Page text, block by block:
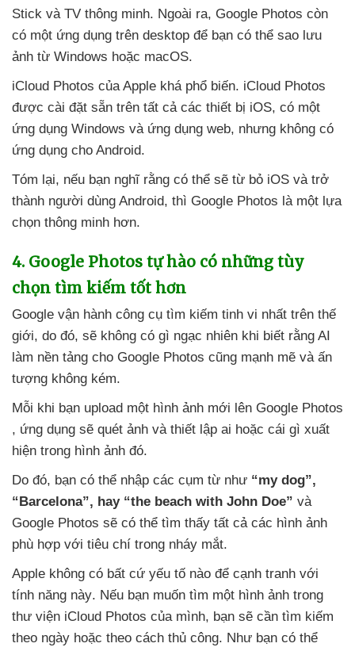
Stick và TV thông minh. Ngoài ra, Google Photos còn
có một ứng dụng trên desktop để bạn có thể sao lưu
ảnh từ Windows hoặc macOS.
iCloud Photos của Apple khá phổ biến. iCloud Photos
được cài đặt sẵn trên tất cả các thiết bị iOS, có một
ứng dụng Windows và ứng dụng web, nhưng không có
ứng dụng cho Android.
Tóm lại, nếu bạn nghĩ rằng có thể sẽ từ bỏ iOS và trở
thành người dùng Android, thì Google Photos là một lựa
chọn thông minh hơn.
4. Google Photos tự hào có những tùy
chọn tìm kiếm tốt hơn
Google vận hành công cụ tìm kiếm tinh vi nhất trên thế
giới, do đó, sẽ không có gì ngạc nhiên khi biết rằng AI
làm nền tảng cho Google Photos cũng mạnh mẽ và ấn
tượng không kém.
Mỗi khi bạn upload một hình ảnh mới lên Google Photos
, ứng dụng sẽ quét ảnh và thiết lập ai hoặc cái gì xuất
hiện trong hình ảnh đó.
Do đó, bạn có thể nhập các cụm từ như “my dog”,
“Barcelona”, hay “the beach with John Doe” và
Google Photos sẽ có thể tìm thấy tất cả các hình ảnh
phù hợp với tiêu chí trong nháy mắt.
Apple không có bất cứ yếu tố nào để cạnh tranh với
tính năng này. Nếu bạn muốn tìm một hình ảnh trong
thư viện iCloud Photos của mình, bạn sẽ cần tìm kiếm
theo ngày hoặc theo cách thủ công. Như bạn có thể